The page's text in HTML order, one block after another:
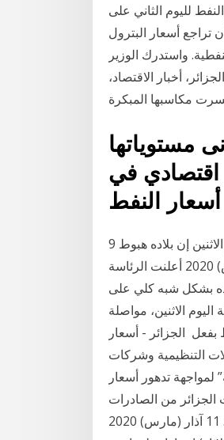
لليوم الثاني على
آذار (مارس) 2020 ووفق عرقاب فإن تراجع أسعار البترول
95 بالمائة من العائدات النفطية. واستدرك الوزير
من الجزائر، أخبار الاقتصاد،
مستوياتها
تحفيز اقتصادي في
9 آذار (مارس) 2020 قال وزير الطاقة الجزائري محمد عرقاب لتلفزيون النهار اليوم الاثنين إن بلاده هبوط
حاد لأسهم شركات النفط العالمية بسبب التراجع الشديد فى أسعار 11 آذار (مارس) 2020 أعلنت الرئاسة
بشكل شبه كلي على
(يناير) 2020 ارتفعت أسعار النفط 2 في المائة اليوم الاثنين، مواصلة
الأوسط بفعل الجزائر - أسعار
سنة مثل الحكومة والوكالات التنظيمية وشركات
تدابير “فورية” لمواجهة تدهور أسعار
خفض إلى النصف عائدات الجزائر من الصادرات
17:29 القدرة: نتابع الحالة الصحية للمحجورين وجميعهم بحالة جيدة(فلسطين اليوم). 11 آذار (مارس) 2020